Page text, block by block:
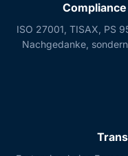
ISO 27001, TISAX, PS
Nachgedanke,